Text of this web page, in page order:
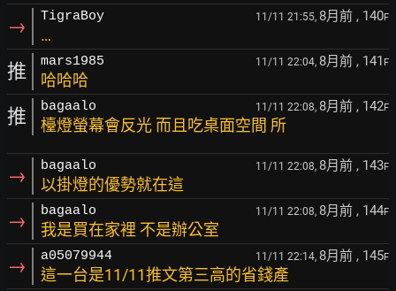
→ TigraBoy 11/11 21:55, 8月前 , 140F
…
推 mars1985 11/11 22:04, 8月前 , 141 F
哈哈哈
推 bagaalo 11/11 22:08, 8月前 , 142F
檯燈螢幕會反光 而且吃桌面空間 所
→ bagaalo 11/11 22:08, 8月前 , 143F
以掛燈的優勢就在這
→ bagaalo 11/11 22:08, 8月前 , 144F
我是買在家裡 不是辦公室
→ a05079944 11/11 22:14, 8月前 , 145F
這一台是11/11推文第三高的省錢產